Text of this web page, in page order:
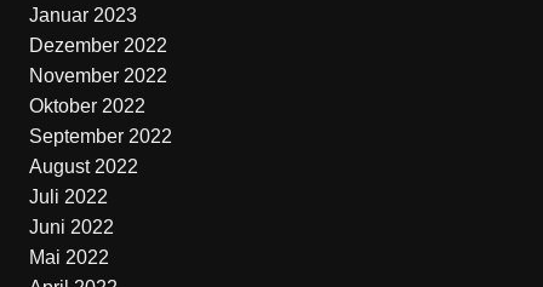
Januar 2023
Dezember 2022
November 2022
Oktober 2022
September 2022
August 2022
Juli 2022
Juni 2022
Mai 2022